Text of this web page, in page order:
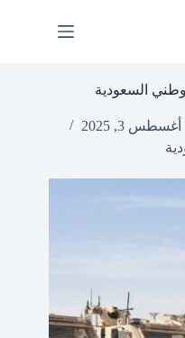
السعودية
أغسطس 3, 2025